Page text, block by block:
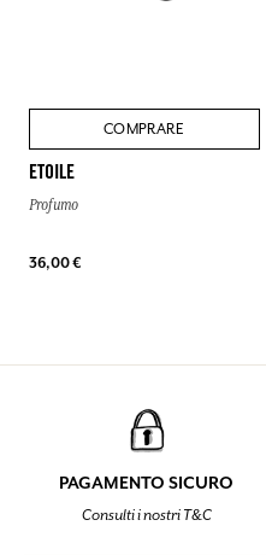
COMPRARE
ETOILE
Profumo
36,00 €
PAGAMENTO SICURO
Consulti i nostri T&C